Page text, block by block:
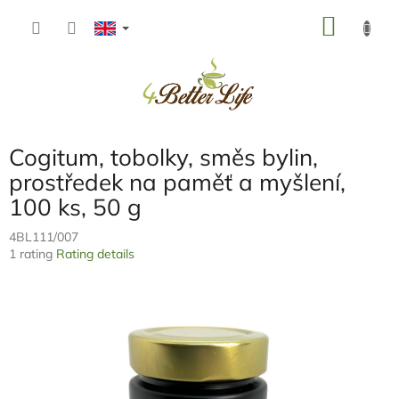
Cogitum, tobolky, směs bylin,
prostředek na paměť a myšlení,
100 ks, 50 g
4BL111/007
The
1 rating Rating details